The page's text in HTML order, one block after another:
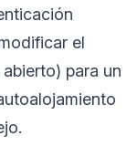
el
para un